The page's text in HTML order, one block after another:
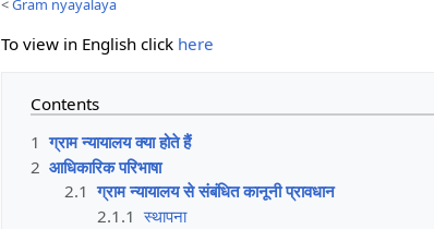
<Gram nyayalaya
To view in English click here
Contents
1 ग्राम न्यायालय क्या होते हैं
2 आधिकारिक परिभाषा
2.1 ग्राम न्यायालय से संबंधित कानूनी प्रावधान
2.1.1 स्थापना